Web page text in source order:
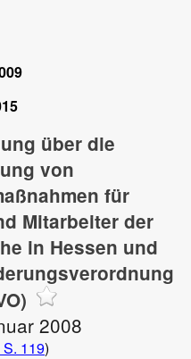
über die
von
für
Mitarbeiter der
in Hessen und
2008
119)